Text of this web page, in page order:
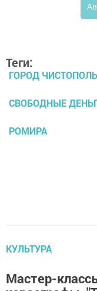
Теги:
ГОРОД ЧИСТОПОЛЬ
СВОБОДНЫЕ
РОМИРА
КУЛЬТУРА
Мастер-